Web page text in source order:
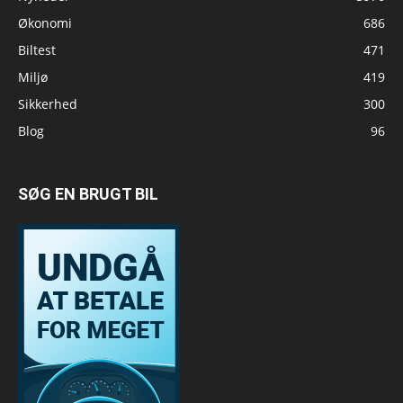
Økonomi
686
Biltest
471
Miljø
419
Sikkerhed
300
Blog
96
SØG EN BRUGT BIL